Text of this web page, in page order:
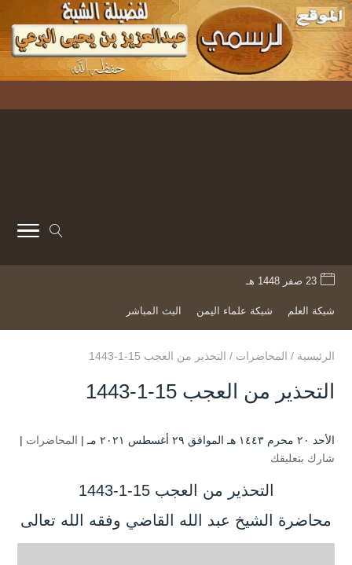
23 صفر 1448 هـ
شبكة العلم شبكة علماء اليمن البث المباشر
الرئيسية / المحاضرات / التحذير من العجب 15-1-1443
التحذير من العجب 15-1-1443
الأحد ۲۰ محرم ۱٤٤۳ هـ الموافق ۲۹ أغسطس ۲۰۲۱ مـ | المحاضرات |
شارك بتعليقك
التحذير من العجب 15-1-1443
محاضرة الشيخ عبد الله القاضي وفقه الله تعالى